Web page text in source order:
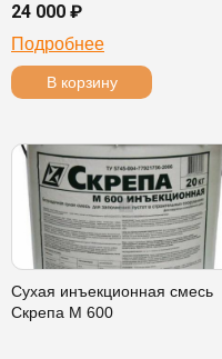
24 000 ₽
Подробнее
В корзину
Сухая инъекционная смесь
Скрепа М 600